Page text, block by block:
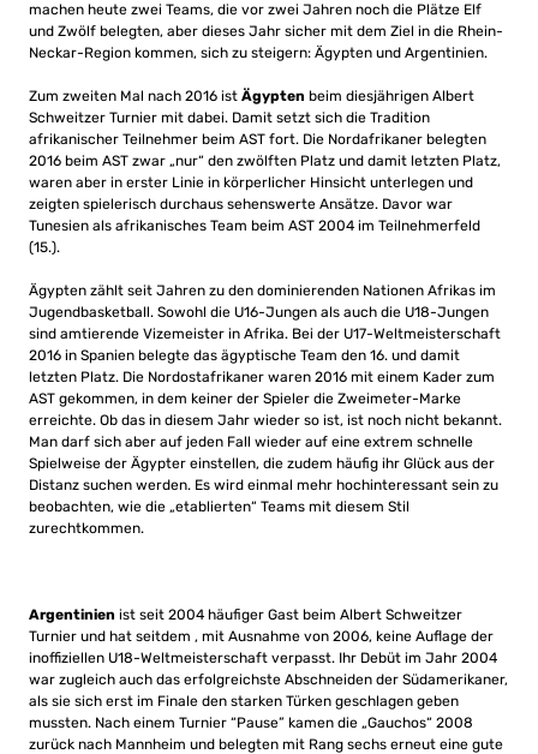
machen heute zwei Teams, die vor zwei Jahren noch die Plätze Elf
und Zwölf belegten, aber dieses Jahr sicher mit dem Ziel in die Rhein-
Neckar-Region kommen, sich zu steigern: Ägypten und Argentinien.
Zum zweiten Mal nach 2016 ist Ägypten beim diesjährigen Albert
Schweitzer Turnier mit dabei. Damit setzt sich die Tradition
afrikanischer Teilnehmer beim AST fort. Die Nordafrikaner belegten
2016 beim AST zwar „nur“ den zwölften Platz und damit letzten Platz,
waren aber in erster Linie in körperlicher Hinsicht unterlegen und
zeigten spielerisch durchaus sehenswerte Ansätze. Davor war
Tunesien als afrikanisches Team beim AST 2004 im Teilnehmerfeld
(15.).
Ägypten zählt seit Jahren zu den dominierenden Nationen Afrikas im
Jugendbasketball. Sowohl die U16-Jungen als auch die U18-Jungen
sind amtierende Vizemeister in Afrika. Bei der U17-Weltmeisterschaft
2016 in Spanien belegte das ägyptische Team den 16. und damit
letzten Platz. Die Nordostafrikaner waren 2016 mit einem Kader zum
AST gekommen, in dem keiner der Spieler die Zweimeter-Marke
erreichte. Ob das in diesem Jahr wieder so ist, ist noch nicht bekannt.
Man darf sich aber auf jeden Fall wieder auf eine extrem schnelle
Spielweise der Ägypter einstellen, die zudem häufig ihr Glück aus der
Distanz suchen werden. Es wird einmal mehr hochinteressant sein zu
beobachten, wie die „etablierten“ Teams mit diesem Stil
zurechtkommen.
Argentinien ist seit 2004 häufiger Gast beim Albert Schweitzer
Turnier und hat seitdem , mit Ausnahme von 2006, keine Auflage der
inoffiziellen U18-Weltmeisterschaft verpasst. Ihr Debüt im Jahr 2004
war zugleich auch das erfolgreichste Abschneiden der Südamerikaner,
als sie sich erst im Finale den starken Türken geschlagen geben
mussten. Nach einem Turnier “Pause” kamen die „Gauchos“ 2008
zurück nach Mannheim und belegten mit Rang sechs erneut eine gute